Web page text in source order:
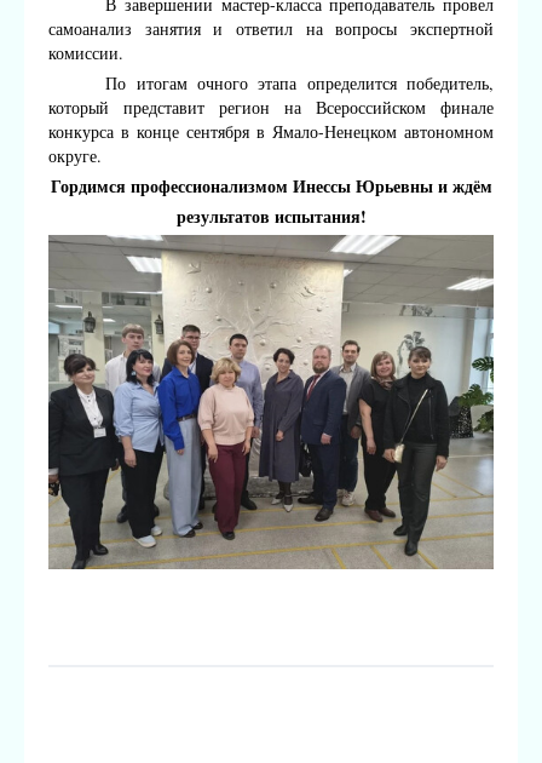
самоанализ занятия и ответил на вопросы экспертной
комиссии.
По итогам очного этапа определится победитель,
который представит регион на Всероссийском финале
конкурса в конце сентября в Ямало-Ненецком автономном
округе.
Гордимся профессионализмом Инессы Юрьевны и ждём
результатов испытания!